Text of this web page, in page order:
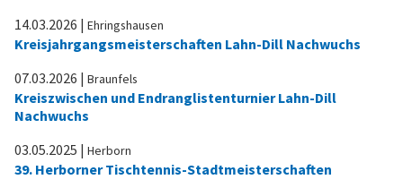
14.03.2026 | Ehringshausen
Kreisjahrgangsmeisterschaften Lahn-Dill Nachwuchs
07.03.2026 | Braunfels
Kreiszwischen und Endranglistenturnier Lahn-Dill
Nachwuchs
03.05.2025 | Herborn
39. Herborner Tischtennis-Stadtmeisterschaften